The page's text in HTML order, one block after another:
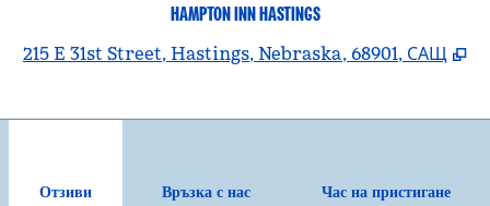
HAMPTON INN HASTINGS
215 E 31st Street, Hastings, Nebraska, 68901, САЩ ,
Отзиви Връзка с нас
Час на пристигане